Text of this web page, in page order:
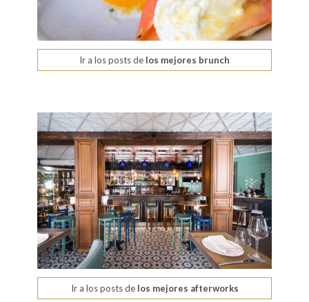
Ir a los posts de los mejores brunch
Ir a los posts delos mejores afterworks